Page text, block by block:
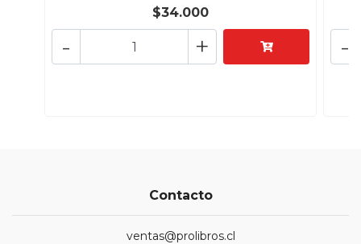
$34.000
+
- -
Contacto
ventas@prolibros.cl